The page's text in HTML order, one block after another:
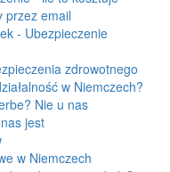
przez email
- Ubezpieczenie
zdrowotnego
w Niemczech?
Nie u nas
jest
w Niemczech